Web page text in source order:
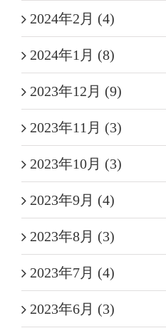
2024年2月 (4)
2024年1月 (8)
2023年12月 (9)
2023年11月 (3)
2023年10月 (3)
2023年9月 (4)
2023年8月 (3)
2023年7月 (4)
2023年6月 (3)